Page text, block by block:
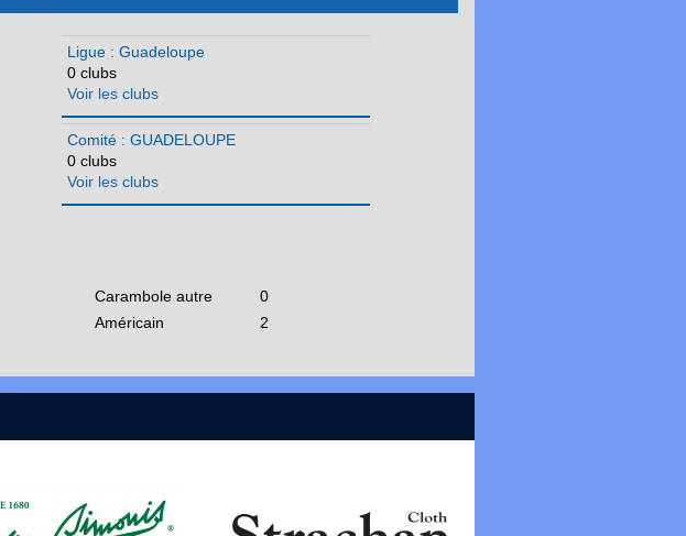
Ligue : Guadeloupe
0 clubs
Voir les clubs
Comité : GUADELOUPE
0 clubs
Voir les clubs
Carambole autre
0
Américain 2